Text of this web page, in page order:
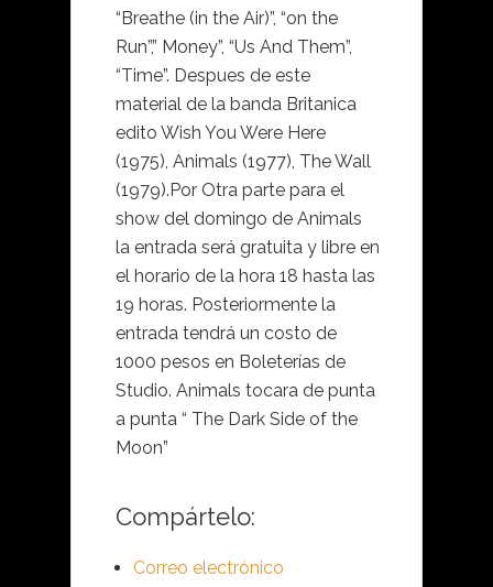
“Breathe (in the Air)”, “on the
Run”,” Money”, “Us And Them”,
“Time”. Despues de este
material de la banda Britanica
edito Wish You Were Here
(1975), Animals (1977), The Wall
(1979).Por Otra parte para el
show del domingo de Animals
la entrada será gratuita y libre en
el horario de la hora 18 hasta las
19 horas. Posteriormente la
entrada tendrá un costo de
1000 pesos en Boleterías de
Studio. Animals tocara de punta
a punta “ The Dark Side of the
Moon”
Compártelo:
Correo electrónico